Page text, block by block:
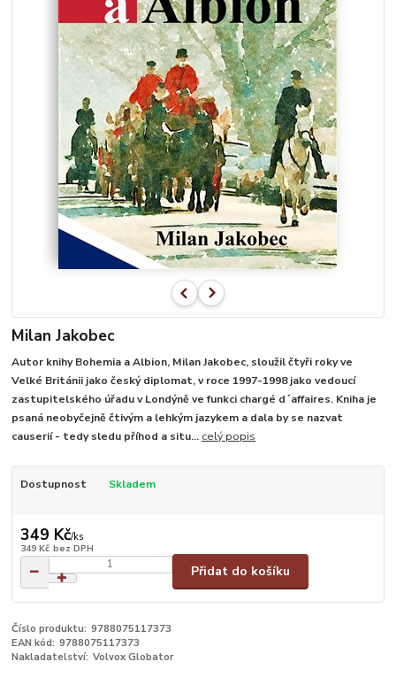
Milan Jakobec
Autor knihy Bohemia a Albion, Milan Jakobec, sloužil čtyři roky ve
Velké Británii jako český diplomat, v roce 1997-1998 jako vedoucí
zastupitelského úřadu v Londýně ve funkci chargé d´affaires. Kniha je
psaná neobyčejně čtivým a lehkým jazykem a dala by se nazvat
causerií - tedy sledu příhod a situ... celý popis
Dostupnost Skladem
349 Kč/ks
349 Kč bez DPH
Přidat do košíku
Číslo produktu: 9788075117373
EAN kód: 9788075117373
Nakladatelství: Volvox Globator